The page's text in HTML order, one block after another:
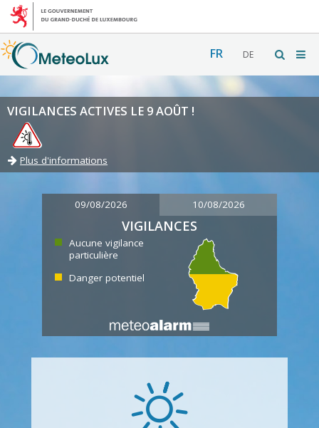
FR DE
VIGILANCES ACTIVES LE 9 AOÛT !
Plus d'informations
09/08/2026 10/08/2026
VIGILANCES
Aucune vigilance
particulière
Danger potentiel